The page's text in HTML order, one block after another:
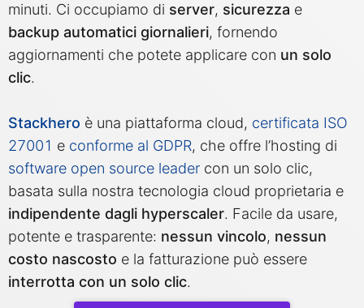
Memcached
Mercure-Hub
MinIO
Mosquitto
MySQL
Nextcloud
minuti. Ci occupiamo di server, sicurezza e
backup automatici giornalieri, fornendo
aggiornamenti che potete applicare con un solo
clic.
Stackhero è una piattaforma cloud, certificata ISO
27001 e conforme al GDPR, che offre l’hosting di
software open source leader con un solo clic,
basata sulla nostra tecnologia cloud proprietaria e
indipendente dagli hyperscaler. Facile da usare,
potente e trasparente: nessun vincolo, nessun
costo nascosto e la fatturazione può essere
interrotta con un solo clic.